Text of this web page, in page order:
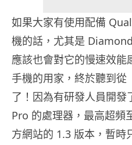
如果大家有使用配備
機的話，尤其是
應該也會對它的慢速效
手機的用家，終於聽到從
了！因為有研發人員開發
Pro 的處理器，最高超頻
方網站的 1.3 版本，暫時